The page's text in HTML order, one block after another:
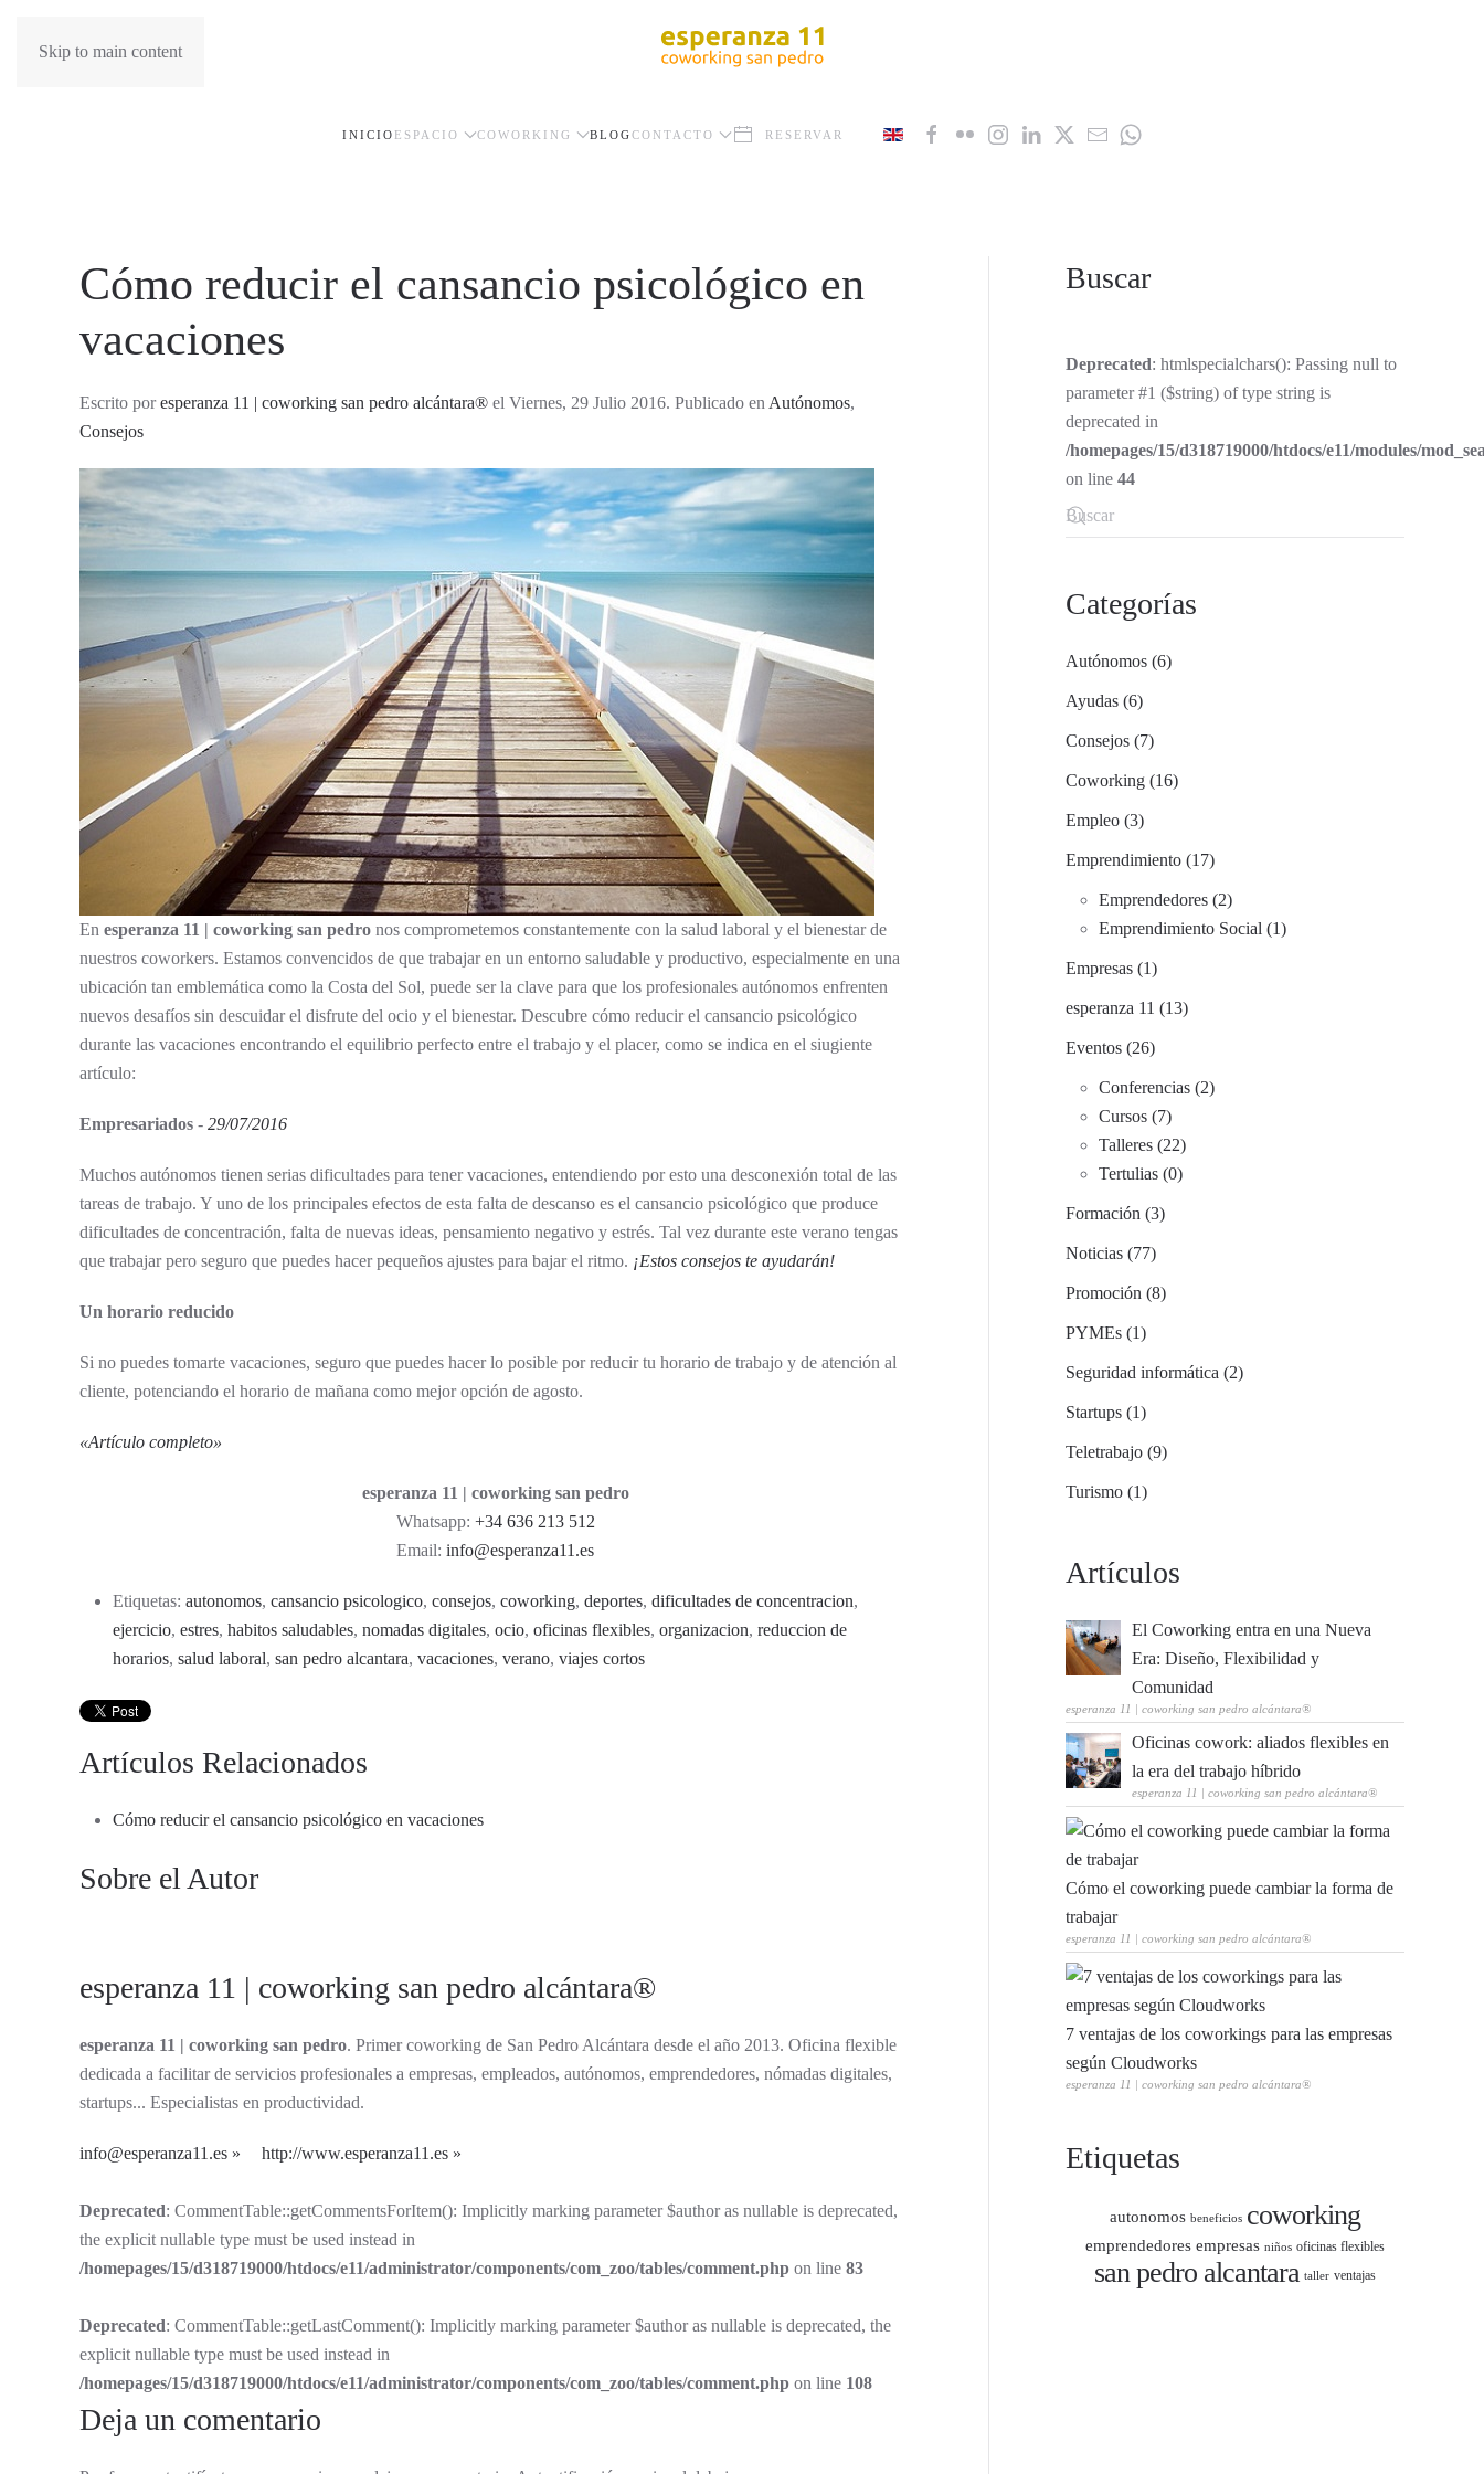
Skip to main content
INICIO ESPACIO COWORKING BLOGCONTACTO RESERVAR
Cómo reducir el cansancio psicológico en
vacaciones
Escrito poresperanza 11 | coworking san pedro alcántara® el Viernes, 29 Julio 2016. Publicado en Autónomos,
Consejos
En esperanza 11 | coworking san pedro nos comprometemos constantemente con la salud laboral y el bienestar de
nuestros coworkers. Estamos convencidos de que trabajar en un entorno saludable y productivo, especialmente en una
ubicación tan emblemática como la Costa del Sol, puede ser la clave para que los profesionales autónomos enfrenten
nuevos desafíos sin descuidar el disfrute del ocio y el bienestar. Descubre cómo reducir el cansancio psicológico
durante las vacaciones encontrando el equilibrio perfecto entre el trabajo y el placer, como se indica en el siugiente
artículo:
Empresariados - 29/07/2016
Muchos autónomos tienen serias dificultades para tener vacaciones, entendiendo por esto una desconexión total de las
tareas de trabajo. Y uno de los principales efectos de esta falta de descanso es el cansancio psicológico que produce
dificultades de concentración, falta de nuevas ideas, pensamiento negativo y estrés. Tal vez durante este verano tengas
que trabajar pero seguro que puedes hacer pequeños ajustes para bajar el ritmo. ¡Estos consejos te ayudarán!
Un horario reducido
Si no puedes tomarte vacaciones, seguro que puedes hacer lo posible por reducir tu horario de trabajo y de atención al
cliente, potenciando el horario de mañana como mejor opción de agosto.
«Artículo completo»
esperanza 11 | coworking san pedro
Whatsapp: +34 636 213 512
Email:info@esperanza11.es
Etiquetas: autonomos, cansancio psicologico, consejos, coworking, deportes, dificultades de concentracion,
ejercicio, estres, habitos saludables, nomadas digitales, ocio, oficinas flexibles, organizacion, reduccion de
horarios, salud laboral, san pedro alcantara, vacaciones, verano, viajes cortos
Artículos Relacionados
Cómo reducir el cansancio psicológico en vacaciones
Sobre el Autor
esperanza 11 | coworking san pedro alcántara®
esperanza 11 | coworking san pedro. Primer coworking de San Pedro Alcántara desde el año 2013. Oficina flexible
dedicada a facilitar de servicios profesionales a empresas, empleados, autónomos, emprendedores, nómadas digitales,
startups... Especialistas en productividad.
info@esperanza11.es http://www.esperanza11.es
Deprecated: CommentTable::getCommentsForItem(): Implicitly marking parameter $author as nullable is deprecated,
the explicit nullable type must be used instead in
/homepages/15/d318719000/htdocs/e11/administrator/components/com_zoo/tables/comment.php on line 83
Deprecated: CommentTable::getLastComment(): Implicitly marking parameter $author as nullable is deprecated, the
explicit nullable type must be used instead in
/homepages/15/d318719000/htdocs/e11/administrator/components/com_zoo/tables/comment.php on line 108
Deja un comentario
Buscar
Deprecated: htmlspecialchars(): Passing null to
parameter #1 ($string) of type string is
deprecated in
/homepages/15/d318719000/htdocs/e11/modules/
on line44
Categorías
Autónomos (6)
Ayudas (6)
Consejos (7)
Coworking (16)
Empleo (3)
Emprendimiento (17)
Emprendedores (2)
Emprendimiento Social (1)
Empresas (1)
esperanza 11 (13)
Eventos (26)
Conferencias (2)
Cursos (7)
Talleres (22)
Tertulias (0)
Formación (3)
Noticias (77)
Promoción (8)
PYMEs (1)
Seguridad informática (2)
Startups (1)
Teletrabajo (9)
Turismo (1)
Artículos
El Coworking entra en una Nueva
Era: Diseño, Flexibilidad y
Comunidad
esperanza 11 | coworking san pedro alcántara®
Oficinas cowork: aliados flexibles en
la era del trabajo híbrido
esperanza 11 | coworking san pedro alcántara®
Cómo el coworking puede cambiar la forma de
trabajar
esperanza 11 | coworking san pedro alcántara®
7 ventajas de los coworkings para las empresas
según Cloudworks
esperanza 11 | coworking san pedro alcántara®
Etiquetas
autonomos beneficios coworking
emprendedores empresas niños oficinas flexibles
san pedro alcantara taller ventajas